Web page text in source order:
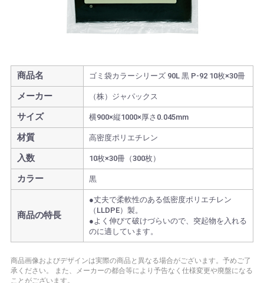
商品名 ゴミ袋カラーシリーズ 90L 黒 P-92 10枚×30冊
メーカー （株）ジャパックス
サイズ 横900×縦1000×厚さ0.045mm
材質 高密度ポリエチレン
入数 10枚×30冊（300枚）
カラー 黒
商品の特長
●丈夫で柔軟性のある低密度ポリエチレン
（LLDPE）製。
●よく伸びて破けづらいので、突起物を入れる
のに適しています。
商品画像およびデザインは実際の商品と異なる場合がございます。予めご了
承ください。
また、メーカーの都合等により予告なく仕様変更や廃盤になる
ことがございます。